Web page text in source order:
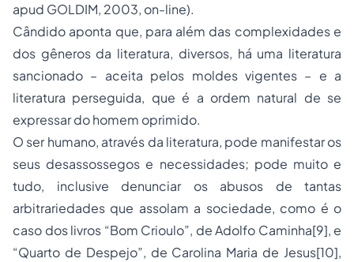
apud GOLDIM, 2003, on-line).
Cândido aponta que, para além das complexidades e
dos gêneros da literatura, diversos, há uma literatura
sancionado – aceita pelos moldes vigentes – e a
literatura perseguida, que é a ordem natural de se
expressar do homem oprimido.
O ser humano, através da literatura, pode manifestar os
seus desassossegos e necessidades; pode muito e
tudo, inclusive denunciar os abusos de tantas
arbitrariedades que assolam a sociedade, como é o
caso dos livros “Bom Crioulo”, de Adolfo Caminha[9], e
“Quarto de Despejo”, de Carolina Maria de Jesus[10],